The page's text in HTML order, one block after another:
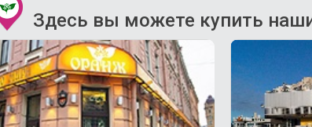
Здесь вы можете купить